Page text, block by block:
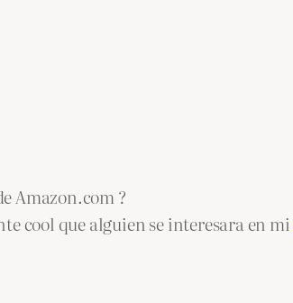
Amazon.com ?
cool que alguien se interesara en mi